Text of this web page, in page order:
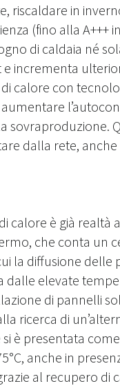
riscaldare in
(fino alla A+++
di caldaia né
incrementa
calore con
sovraproduzione.
dalla rete,
calore è già realtà
che conta un
la diffusione delle
dalle elevate
di pannelli
ricerca di
è presentata
anche in
al recupero di